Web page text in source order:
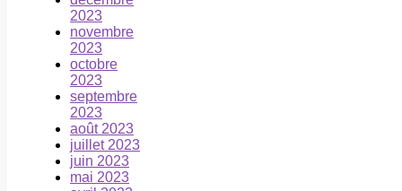
2023
novembre
2023
octobre
2023
septembre
2023
août 2023
juillet 2023
juin 2023
mai 2023